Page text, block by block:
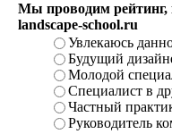
Мы проводим рейтинг,
landscape-school.ru
Увлекаюсь
Будущий
Молодой
Специалист в
Частный
Руководитель